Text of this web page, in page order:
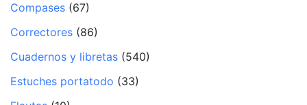
Compases (67)
Correctores (86)
Cuadernos y libretas (540)
Estuches portatodo (33)